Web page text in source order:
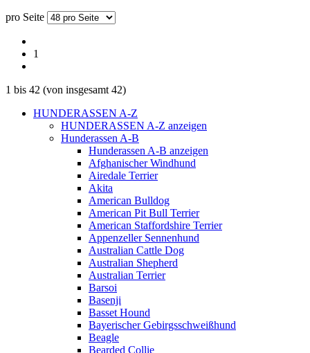
pro Seite
1
1 bis 42 (von insgesamt 42)
HUNDERASSEN A-Z
HUNDERASSEN A-Z anzeigen
Hunderassen A-B
Hunderassen A-B anzeigen
Afghanischer Windhund
Airedale Terrier
Akita
American Bulldog
American Pit Bull Terrier
American Staffordshire Terrier
Appenzeller Sennenhund
Australian Cattle Dog
Australian Shepherd
Australian Terrier
Barsoi
Basenji
Basset Hound
Bayerischer Gebirgsschweißhund
Beagle
Bearded Collie